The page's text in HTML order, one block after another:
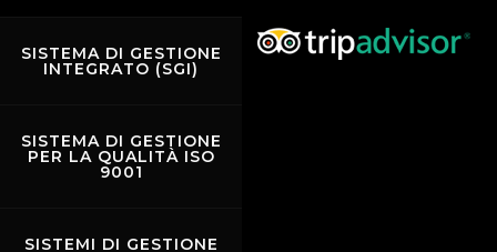
SISTEMA DI GESTIONE
INTEGRATO (SGI)
SISTEMA DI GESTIONE
PER LA QUALITÀ ISO
9001
SISTEMI DI GESTIONE